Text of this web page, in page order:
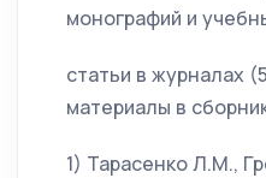
монографий и
статьи в журналах
материалы в
1) Тарасенко Л.М.,